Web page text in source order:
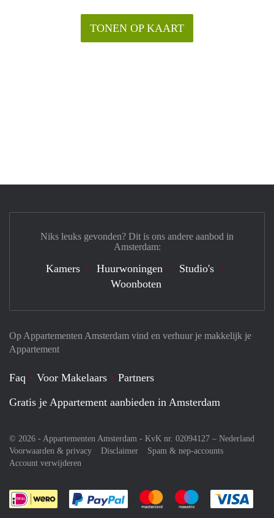
TONEN OP KAART
Op Appartementen Amsterdam vind en verhuur je makkelijk je
Appartement
Faq Voor Makelaars
Partners
Gratis je Appartement aanbieden in Amsterdam
© 2026 - Appartementen Amsterdam - KvK nr. 02094127 – Nederland
Voorwaarden & privacy
Disclaimer
Spam & nep-accounts
Account verwijderen
Je rekent gemakkelijk af met Paypal
Je rekent gemakkelijk af met
Je rekent
Niks leuks gevonden? Dit is ons andere aanbod in
Amsterdam:
Kamers Huurwoningen
Studio's
Woonboten